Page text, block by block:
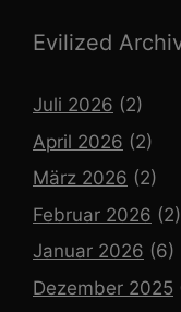
Evilized
Juli 2026 (2)
April 2026 (2)
März 2026 (2)
Februar 2026 (2)
Januar 2026 (6)
Dezember 2025